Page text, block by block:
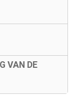
VAN DE